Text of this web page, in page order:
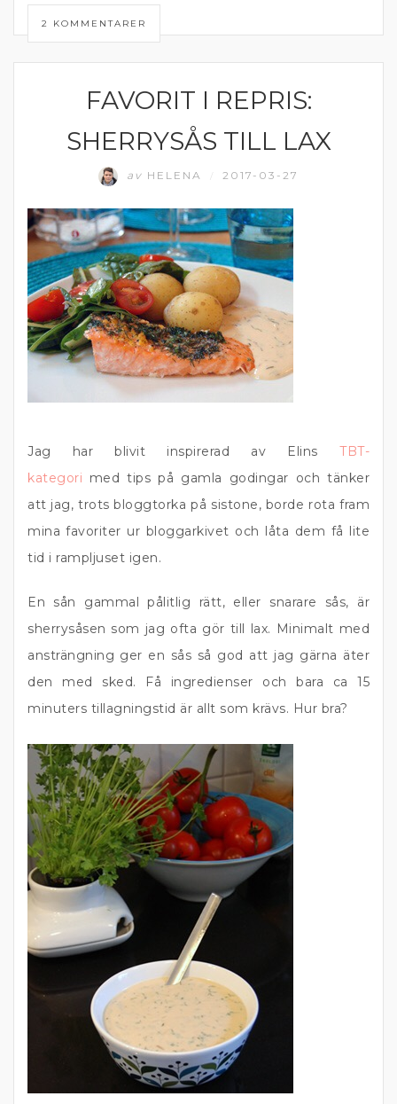
2 KOMMENTARER
FAVORIT I REPRIS:
SHERRYSÅS TILL LAX
av HELENA 2017-03-27
Jag har blivit inspirerad av Elins TBT-
kategori med tips på gamla godingar och tänker
att jag, trots bloggtorka på sistone, borde rota fram
mina favoriter ur bloggarkivet och låta dem få lite
tid i rampljuset igen.
En sån gammal pålitlig rätt, eller snarare sås, är
sherrysåsen som jag ofta gör till lax. Minimalt med
ansträngning ger en sås så god att jag gärna äter
den med sked. Få ingredienser och bara ca 15
minuters tillagningstid är allt som krävs. Hur bra?